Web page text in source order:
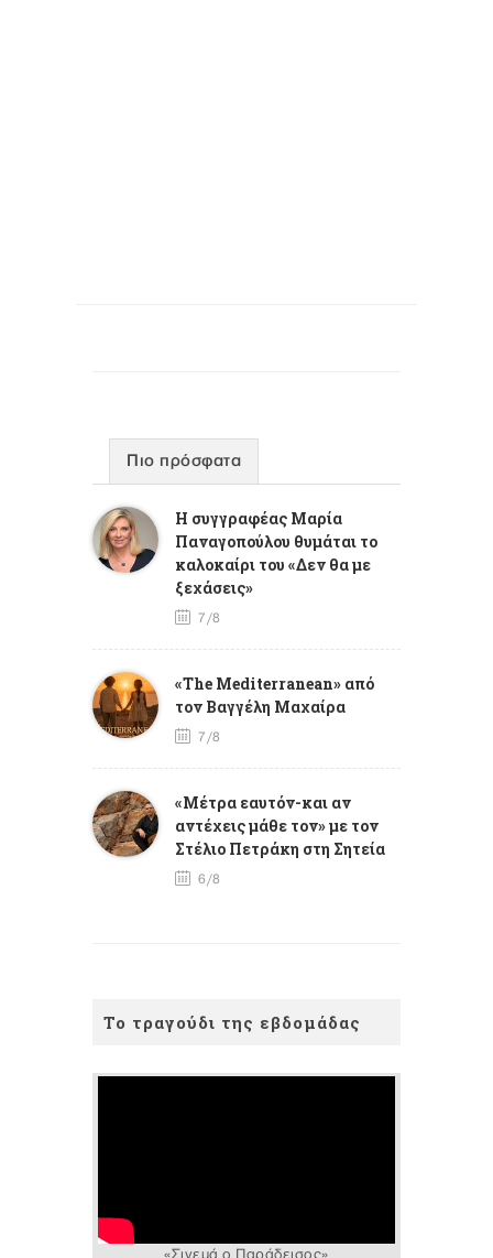
Πιο πρόσφατα
Η συγγραφέας Μαρία
Παναγοπούλου θυμάται το
καλοκαίρι του «Δεν θα με
ξεχάσεις»
7/8
«The Mediterranean» από
τον Βαγγέλη Μαχαίρα
7/8
«Μέτρα εαυτόν-και αν
αντέχεις μάθε τον» με τον
Στέλιο Πετράκη στη Σητεία
6/8
Το τραγούδι της εβδομάδας
«Σινεμά ο Παράδεισος»